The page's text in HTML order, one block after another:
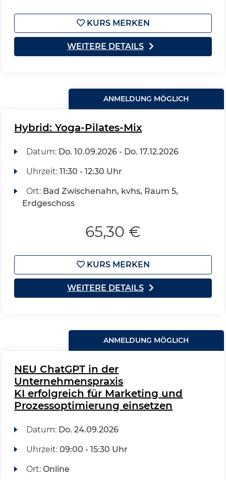
KURS MERKEN
WEITERE DETAILS
ANMELDUNG MÖGLICH
Hybrid: Yoga-Pilates-Mix
Datum: Do. 10.09.2026 - Do. 17.12.2026
Uhrzeit: 11:30 - 12:30 Uhr
Ort: Bad Zwischenahn, kvhs, Raum 5,
Erdgeschoss
65,30 €
KURS MERKEN
WEITERE DETAILS
ANMELDUNG MÖGLICH
NEU ChatGPT in der
Unternehmenspraxis
KI erfolgreich für Marketing und
Prozessoptimierung einsetzen
Datum: Do. 24.09.2026
Uhrzeit: 09:00 - 15:30 Uhr
Ort: Online